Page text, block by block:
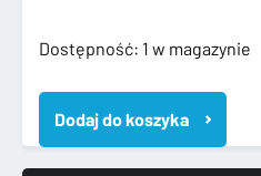
Dostępność: 1 w magazynie
ilość
GOLF
VII
7
12-
Dodaj do koszyka